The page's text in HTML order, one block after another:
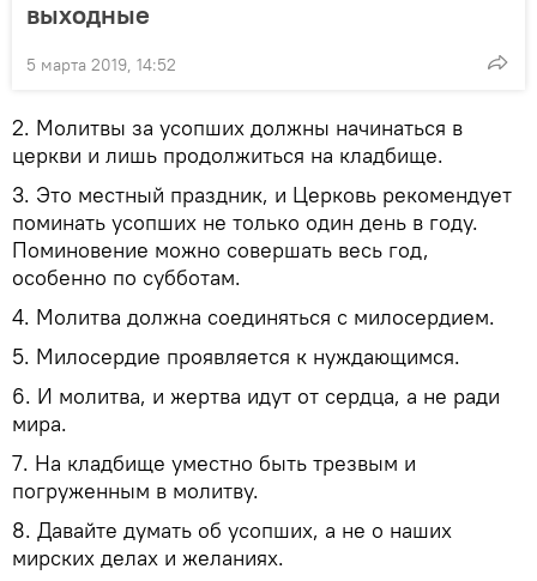
выходные
5 марта 2019, 14:52
2. Молитвы за усопших должны начинаться в
церкви и лишь продолжиться на кладбище.
3. Это местный праздник, и Церковь рекомендует
поминать усопших не только один день в году.
Поминовение можно совершать весь год,
особенно по субботам.
4. Молитва должна соединяться с милосердием.
5. Милосердие проявляется к нуждающимся.
6. И молитва, и жертва идут от сердца, а не ради
мира.
7. На кладбище уместно быть трезвым и
погруженным в молитву.
8. Давайте думать об усопших, а не о наших
мирских делах и желаниях.